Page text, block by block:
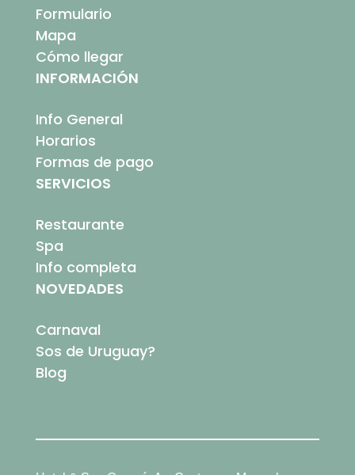
Formulario
Mapa
Cómo llegar
INFORMACIÓN
Info General
Horarios
Formas de pago
SERVICIOS
Restaurante
Spa
Info completa
NOVEDADES
Carnaval
Sos de Uruguay?
Blog